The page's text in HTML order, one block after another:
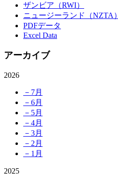
ザンビア（RWI）
ニュージーランド（NZTA）
PDFデータ
Excel Data
アーカイブ
2026
－7月
－6月
－5月
－4月
－3月
－2月
－1月
2025